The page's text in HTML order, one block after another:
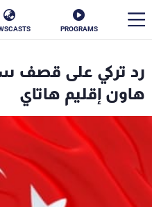
PROGRAMS
رد تركي على قصف
هاون إقليم هاتاي
الأخبار
سياسة
منوعات